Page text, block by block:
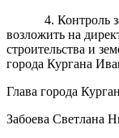
4. Контроль
возложить на
строительства и
города Кургана
Глава города
Забоева Светлана